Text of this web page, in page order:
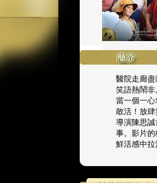
醫院走廊
笑語熱鬧
當一個一
敢活！放肆
導演陳思誠
事。影片
鮮活感中拉